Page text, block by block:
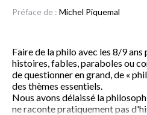
Préface de : Michel Piquemal
Faire de la philo avec les 8/9
histoires, fables, paraboles ou
de questionner en grand, de «
des thèmes essentiels.
Nous avons délaissé la
ne raconte pratiquement pas